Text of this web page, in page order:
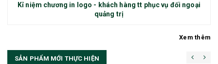
Kỉ niệm chương in logo - khách hàng tt phục vụ đối ngoại
quảng trị
Xem thêm
SẢN PHẨM MỚI THỰC HIỆN